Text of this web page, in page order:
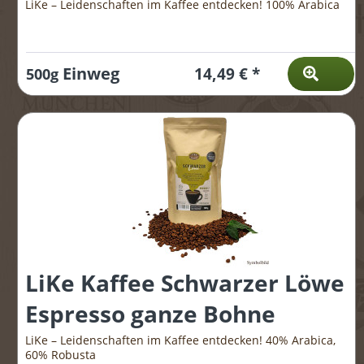
LiKe – Leidenschaften im Kaffee entdecken! 100% Arabica
500g Einweg 14,49 € *
LiKe Kaffee Schwarzer Löwe
Espresso ganze Bohne
LiKe – Leidenschaften im Kaffee entdecken! 40% Arabica,
60% Robusta